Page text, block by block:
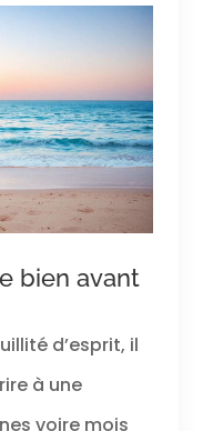
bien avant
d’esprit, il
à une
voire mois